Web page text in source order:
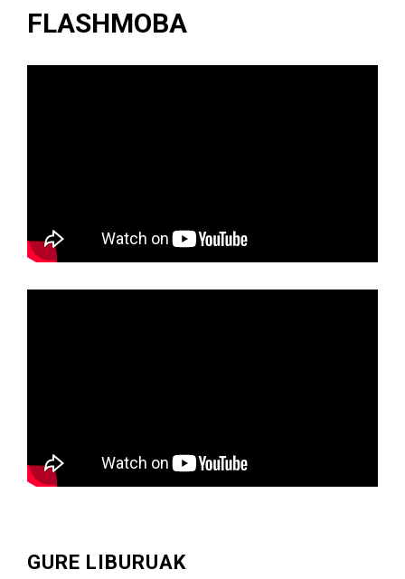
FLASHMOBA
GURE LIBURUAK